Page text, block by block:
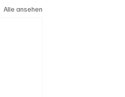
Alle ansehen